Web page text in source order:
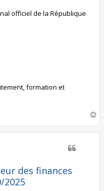
officiel de la République
formation et
u
des finances
2025